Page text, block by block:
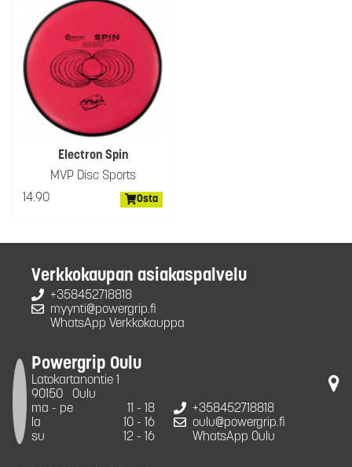
Electron Spin
MVP Disc Sports
14.90
Osta
Verkkokaupan asiakaspalvelu
+358452718818
myynti@powergrip.fi
WhatsApp Verkkokauppa
Powergrip Oulu
Latokartanontie 1
90150
Oulu
ma - pe
11 - 18
la
10 - 16
su
12 - 16
+358452718818
oulu@powergrip.fi
WhatsApp Oulu